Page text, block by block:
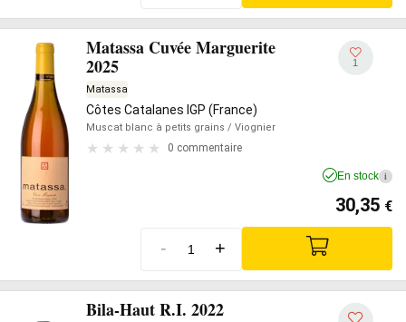
Matassa Cuvée Marguerite
2025
Matassa
Côtes Catalanes IGP (France)
Muscat blanc à petits grains / Viognier
0 commentaire
1
En stock i
30,35 €
- +
Bila-Haut R.I. 2022